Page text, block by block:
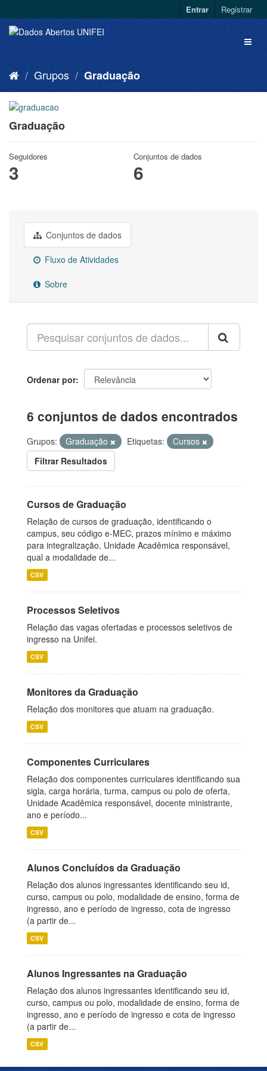
Entrar Registrar
Grupos Graduação
Graduação
Seguidores
3
Conjuntos de dados
6
Conjuntos de dados
Fluxo de Atividades
Sobre
Ordenar por
6 conjuntos de dados encontrados
Grupos: Graduação Etiquetas:
Cursos
Filtrar Resultados
Cursos de Graduação
Relação de cursos de graduação, identificando o
campus, seu código e-MEC, prazos mínimo e máximo
para integralização, Unidade Acadêmica responsável,
qual a modalidade de...
CSV
Processos Seletivos
Relação das vagas ofertadas e processos seletivos de
ingresso na Unifei.
CSV
Monitores da Graduação
Relação dos monitores que atuam na graduação.
CSV
Componentes Curriculares
Relação dos componentes curriculares identificando sua
sigla, carga horária, turma, campus ou polo de oferta,
Unidade Acadêmica responsável, docente ministrante,
ano e período...
CSV
Alunos Concluídos da Graduação
Relação dos alunos ingressantes identificando seu id,
curso, campus ou polo, modalidade de ensino, forma de
ingresso, ano e período de ingresso, cota de ingresso
(a partir de...
CSV
Alunos Ingressantes na Graduação
Relação dos alunos ingressantes identificando seu id,
curso, campus ou polo, modalidade de ensino, forma de
ingresso, ano e período de ingresso e cota de ingresso
(a partir de...
CSV